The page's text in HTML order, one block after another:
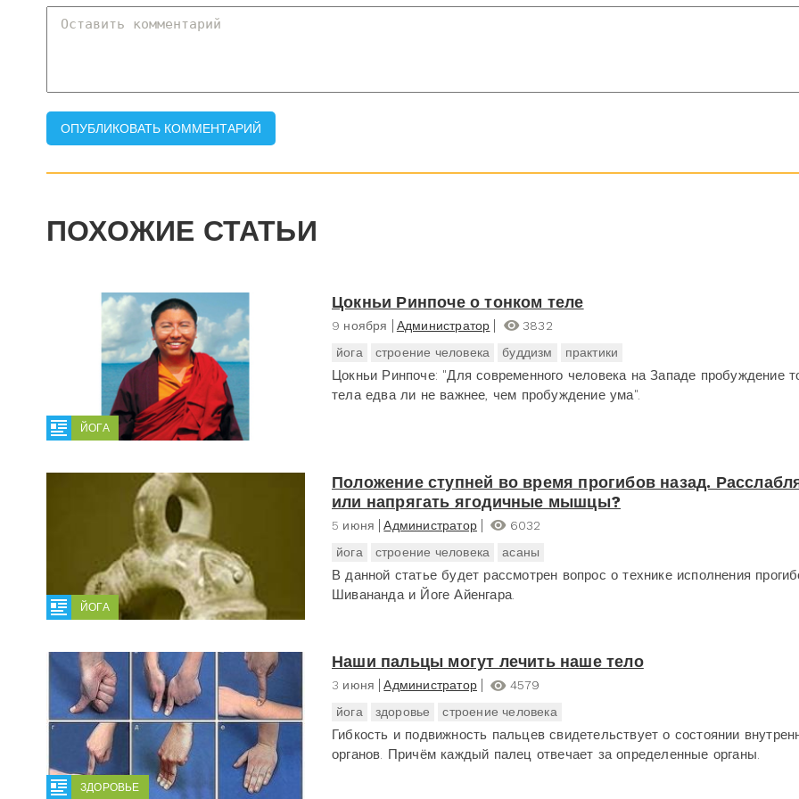
ПОХОЖИЕ СТАТЬИ
ЙОГА
Цокньи Ринпоче о тонком теле
9 ноября Администратор
3832
йога
строение человека буддизм практики
Цокньи Ринпоче: "Для современного человека на Западе пробуждение
тела едва ли не важнее, чем пробуждение ума".
ЙОГА
Положение ступней во время прогибов назад.
или напрягать ягодичные мышцы?
5 июня Администратор
6032
йога
строение человека асаны
В данной статье будет рассмотрен вопрос о технике исполнения
Шивананда и Йоге Айенгара.
ЗДОРОВЬЕ
Наши пальцы могут лечить наше тело
3 июня Администратор
4579
йога
здоровье строение человека
Гибкость и подвижность пальцев свидетельствует о состоянии
органов. Причём каждый палец отвечает за определенные органы.